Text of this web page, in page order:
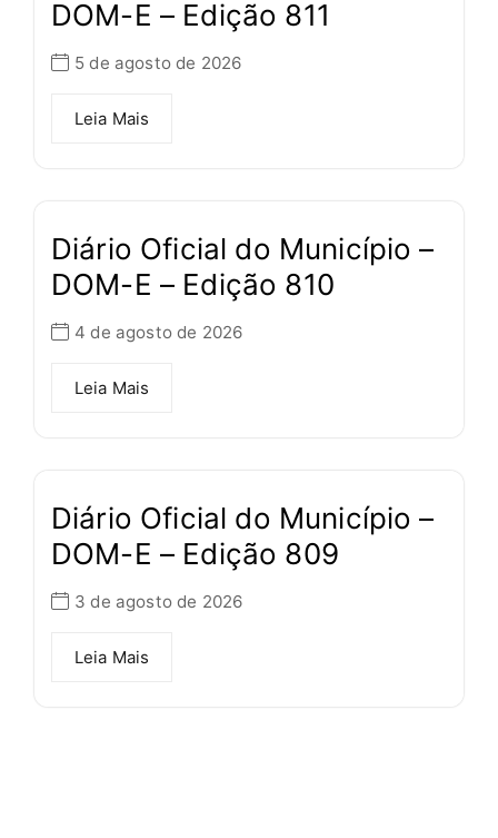
DOM-E – Edição 811
5 de agosto de 2026
Leia Mais
Diário Oficial do Município –
DOM-E – Edição 810
4 de agosto de 2026
Leia Mais
Diário Oficial do Município –
DOM-E – Edição 809
3 de agosto de 2026
Leia Mais